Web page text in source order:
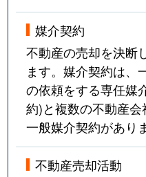
媒介契約
不動産の売却を決断
ます。媒介契約は、
の依頼をする専任媒
約)と複数の不動産
一般媒介契約があり
不動産売却活動